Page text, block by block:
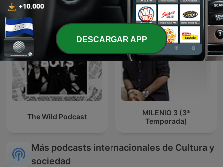
The Wild Podcast
MILENIO 3 (3ª
Temporada)
Más podcasts internacionales de Cultura y
sociedad
DESCARGAR APP